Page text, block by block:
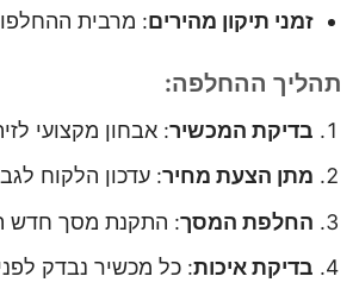
זמני תיקון מהירים: מרבית
תהליך ההחלפה:
בדיקת המכשיר: אבחון מקצועי
מתן הצעת מחיר: עדכון הלקוח
החלפת המסך: התקנת מסך חדש
בדיקת איכות: כל מכשיר נבדק